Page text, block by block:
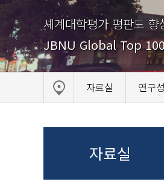
셰계대학평가 평판도 향
JBNU Global Top
자료실 연구
자료실